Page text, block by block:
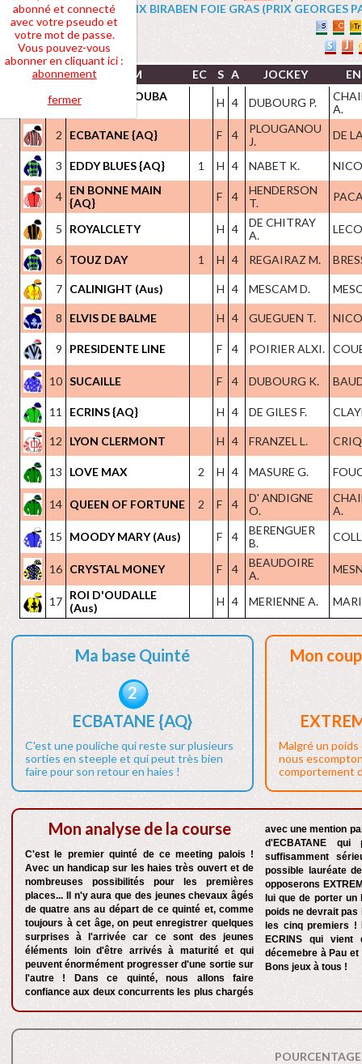
abonné et connecté
avec votre pseudo et
votre mot de passe.
Vous pouvez-vous
abonner en cliquant ici :
abonnement
fermer
4 PRIX BIRABEN FOIE GRAS (PRIX
NOM EC S A JOCKEY
1 EXTREME NOUBA
{AQ}
H 4 DUBOURG P.
A.
2
ECBATANE {AQ} F 4
PLOUGANOU
J.
DE
3 EDDY BLUES {AQ} 1 H 4 NABET K.
4 EN BONNE MAIN
{AQ}
F 4
HENDERSON
T.
5 ROYALCLETY H 4
DE CHITRAY
A.
6 TOUZ DAY 1 H 4 REGAIRAZ M.
7 CALINIGHT (Aus) H 4 MESCAM D.
8 ELVIS DE BALME H 4 GUEGUEN T.
9 PRESIDENTE LINE F 4 POIRIER ALXI.
10 SUCAILLE F 4 DUBOURG K.
11 ECRINS {AQ} H 4 DE GILES F.
12 LYON CLERMONT H 4 FRANZEL L.
13 LOVE MAX 2 H 4 MASURE G.
14 QUEEN OF FORTUNE 2 F 4
D' ANDIGNE
O.
A.
15
MOODY MARY (Aus) F 4
BERENGUER
B.
16 CRYSTAL MONEY F 4
BEAUDOIRE
A.
17 ROI D'OUDALLE
(Aus)
H 4 MERIENNE A.
Ma base Quinté
2
ECBATANE {AQ}
C'est une pouliche qui reste sur plusieurs
sorties en steeple et qui peut très bien
faire pour son retour en haies !
Mon
Malgré un poids
nous
comportement
Mon analyse de la course
C'est le premier quinté de ce meeting palois !
Avec un handicap sur les haies très ouvert et de
nombreuses possibilités pour les premières
places... Il n'y aura que des jeunes chevaux âgés
de quatre ans au départ de ce quinté et, comme
toujours à cet âge, on peut enregistrer quelques
surprises à l'arrivée car ce sont des jeunes
éléments loin d'être arrivés à maturité et qui
peuvent énormément progresser d'une sortie sur
l'autre ! Dans ce quinté, nous allons faire
confiance aux deux concurrents les plus chargés
avec une mention
d'ECBATANE qui
suffisamment
possible lauréate
opposerons
lui que de porter
poids ne devrait
les cinq premiers !
ECRINS qui
décemebre à Pau
Bons jeux à tous !